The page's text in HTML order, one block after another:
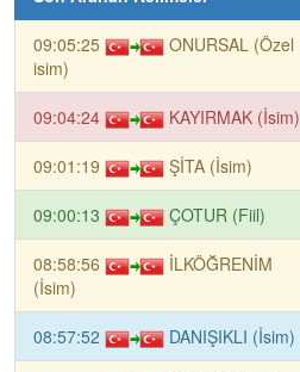
09:05:25
ONURSAL (Özel
isim)
09:04:24 KAYIRMAK (İsim)
09:01:19 ŞİTA (İsim)
09:00:13 ÇOTUR (Fiil)
08:58:56
İLKÖĞRENİM
(İsim)
08:57:52 DANIŞIKLI (İsim)